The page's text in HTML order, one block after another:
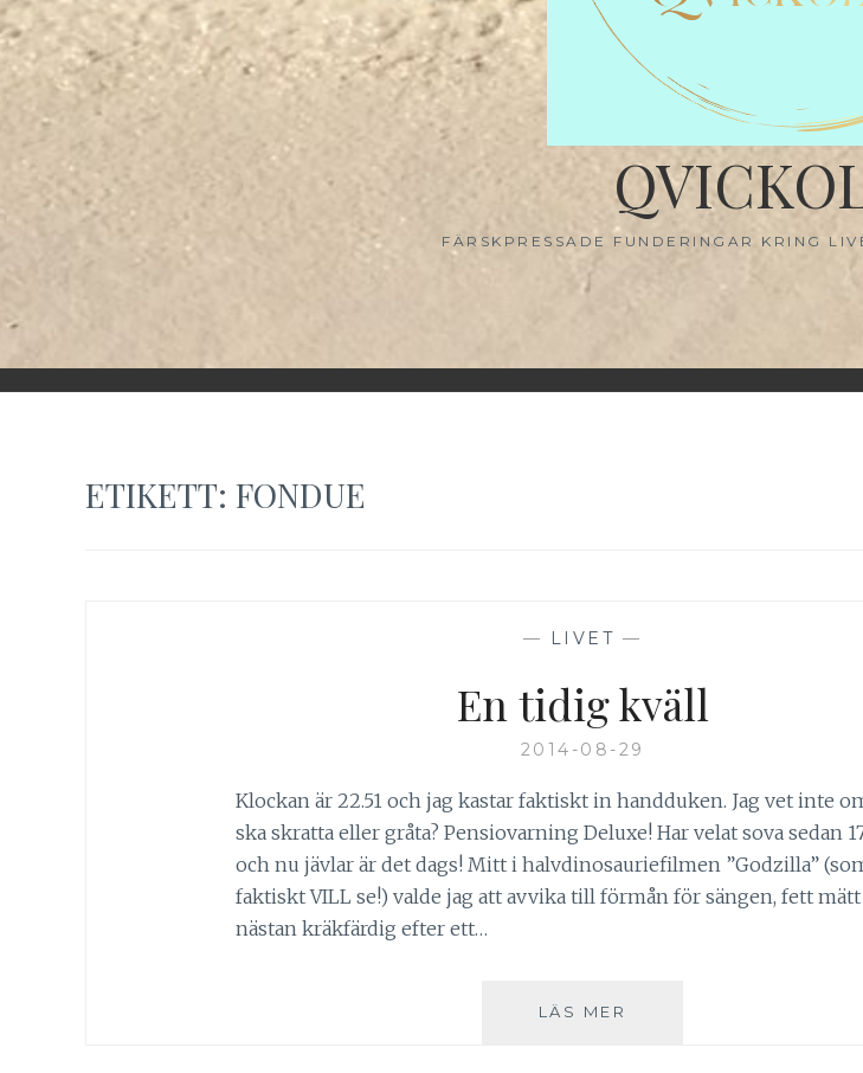
FÄRSKPRESSADE FUNDERINGAR KRING
ETIKETT: FONDUE
— LIVET —
En tidig kväll
2014-08-29
Klockan är 22.51 och jag kastar faktiskt in handduken. Jag vet inte
ska skratta eller gråta? Pensiovarning Deluxe! Har velat sova sedan
och nu jävlar är det dags! Mitt i halvdinosauriefilmen ”Godzilla”
faktiskt VILL se!) valde jag att avvika till förmån för sängen, fett mätt
nästan kräkfärdig efter ett…
LÄS MER